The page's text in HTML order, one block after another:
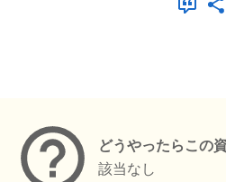
どうやったらこの
該当なし